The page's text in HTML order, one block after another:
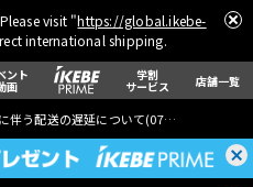
visit "https://global.ikebe-
international shipping.
ント
画
学割
サービス 店舗一覧
伴う配送の遅延について(07月29日